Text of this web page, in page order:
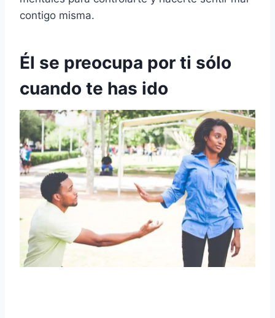
contigo misma.
Él se preocupa por ti sólo
cuando te has ido